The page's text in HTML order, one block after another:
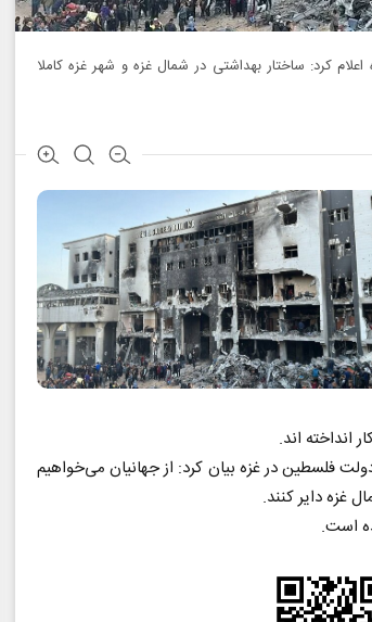
کرد: ساختار بهداشتی در شمال غزه و شهر غزه کاملا
فلسطین در غزه بیان کرد: از جهانیان می‌خواهیم
غزه دایر کنند.
است.